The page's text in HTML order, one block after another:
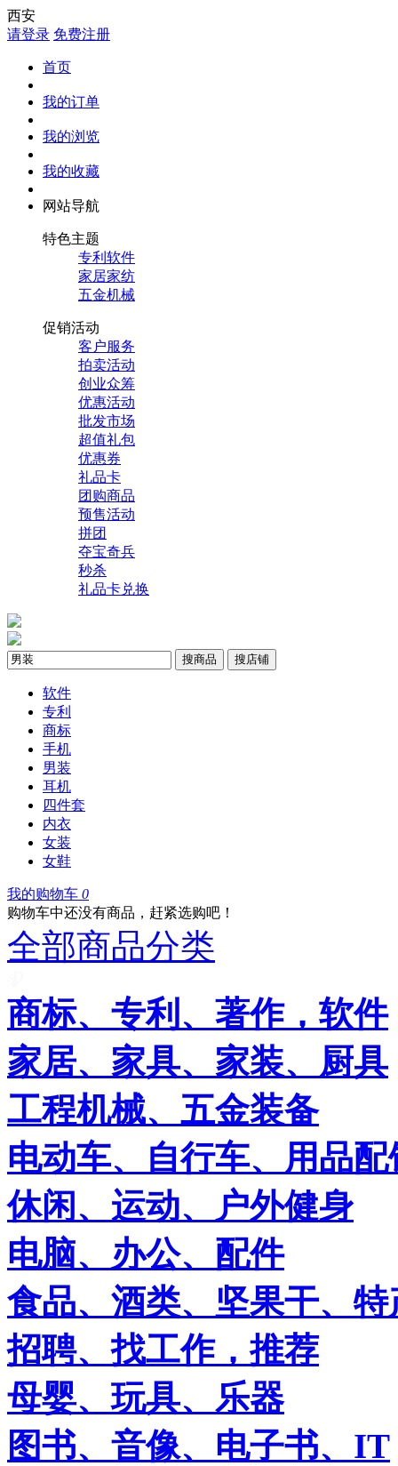
西安
请登录 免费注册
首页
我的订单
我的浏览
我的收藏
网站导航
特色主题
专利软件
家居家纺
五金机械
促销活动
客户服务
拍卖活动
创业众筹
优惠活动
批发市场
超值礼包
优惠券
礼品卡
团购商品
预售活动
拼团
夺宝奇兵
秒杀
礼品卡兑换
搜商品 搜店铺
软件
专利
商标
手机
男装
耳机
四件套
内衣
女装
女鞋
我的购物车 0
购物车中还没有商品，赶紧选购吧！
全部商品分类
商标、专利、著作，软件
家居、家具、家装、厨具
工程机械、五金装备
电动车、自行车、用品配
休闲、运动、户外健身
电脑、办公、配件
食品、酒类、坚果干、特
招聘、找工作，推荐
母婴、玩具、乐器
图书、音像、电子书、IT